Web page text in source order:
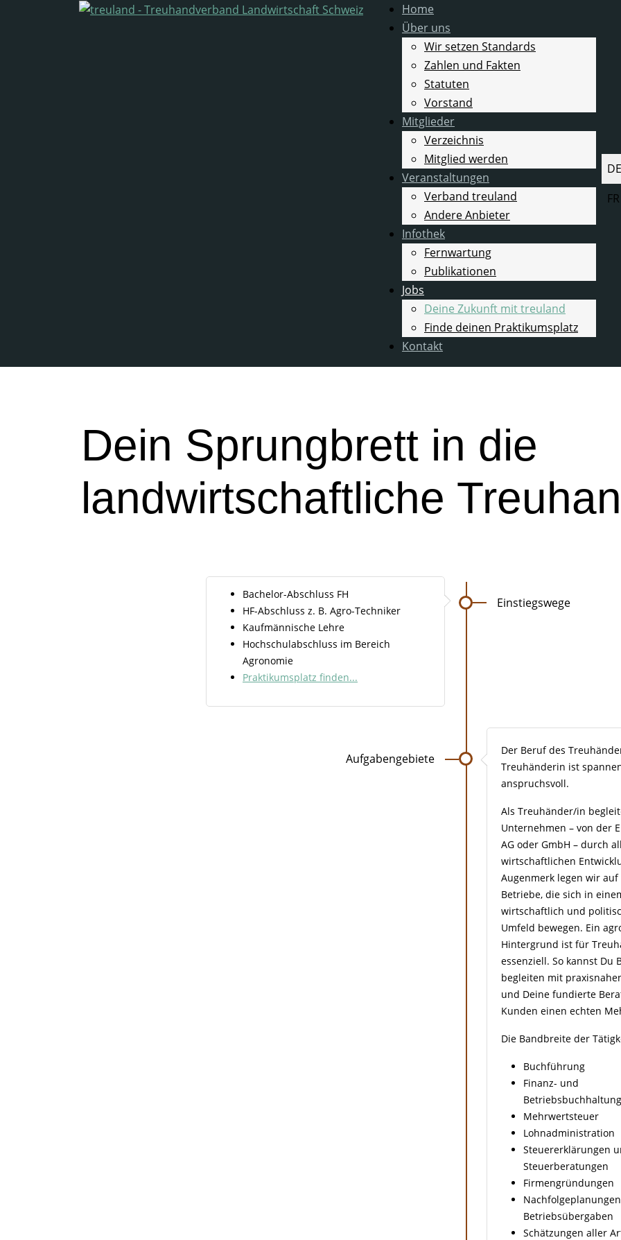
Home
Über uns
Wir setzen Standards
Zahlen und Fakten
Statuten
Vorstand
Mitglieder
Verzeichnis
Mitglied werden
Veranstaltungen
Verband treuland
Andere Anbieter
Infothek
Fernwartung
Publikationen
Jobs
Deine Zukunft mit treuland
Finde deinen Praktikumsplatz
Kontakt
DE
FR
Dein Sprungbrett in die
landwirtschaftliche
Bachelor-Abschluss FH
HF-Abschluss z. B. Agro-Techniker
Kaufmännische Lehre
Hochschulabschluss im Bereich
Agronomie
Praktikumsplatz finden...
Einstiegswege
Aufgabengebiete
Der Beruf des
Treuhänderin ist
anspruchsvoll.
Als Treuhänder/in
Unternehmen – von der
AG oder GmbH – durch
wirtschaftlichen
Augenmerk legen wir
Betriebe, die sich in
wirtschaftlich und
Umfeld bewegen. Ein
Hintergrund ist für
essenziell. So kannst Du
begleiten mit
und Deine fundierte
Kunden einen echten
Die Bandbreite der
Buchführung
Finanz- und
Mehrwertsteuer
Lohnadministration
Steuererklärungen
Steuerberatungen
Firmengründungen
Betriebsübergaben
Schätzungen aller